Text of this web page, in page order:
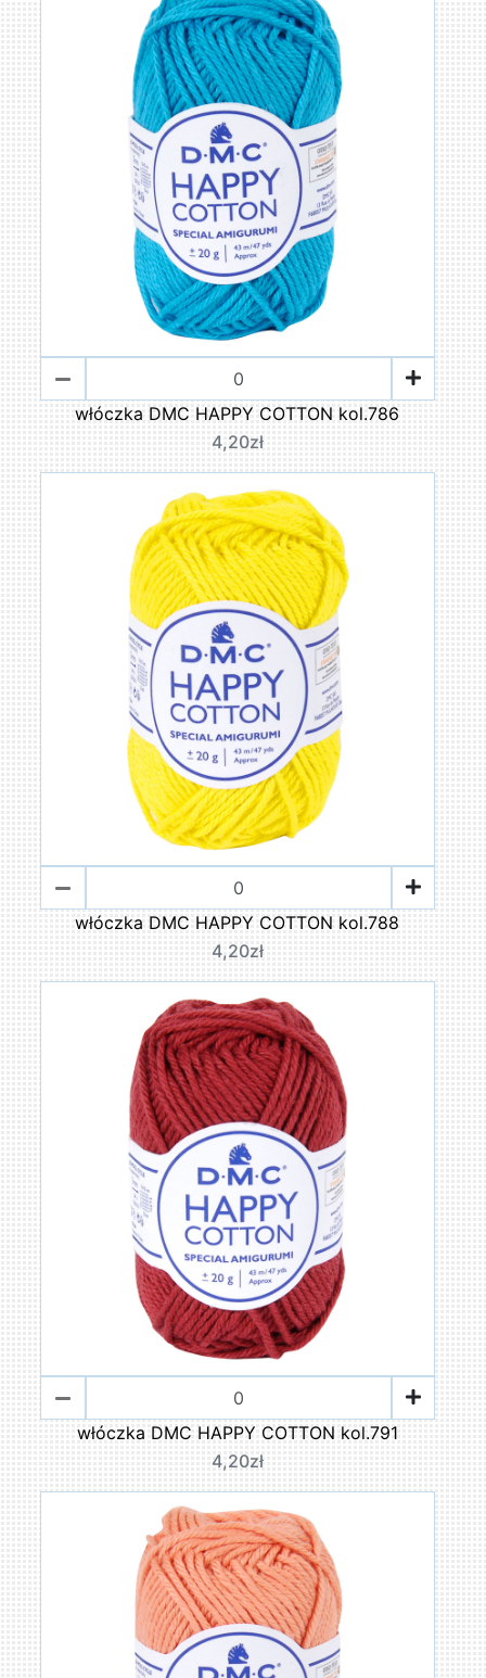
włóczka DMC HAPPY COTTON kol.786
4,20zł
włóczka DMC HAPPY COTTON kol.788
4,20zł
włóczka DMC HAPPY COTTON kol.791
4,20zł